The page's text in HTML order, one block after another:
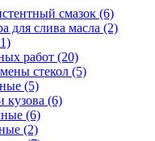
смазок (6)
для слива масла (2)
работ (20)
стекол (5)
(5)
кузова (6)
(6)
(2)